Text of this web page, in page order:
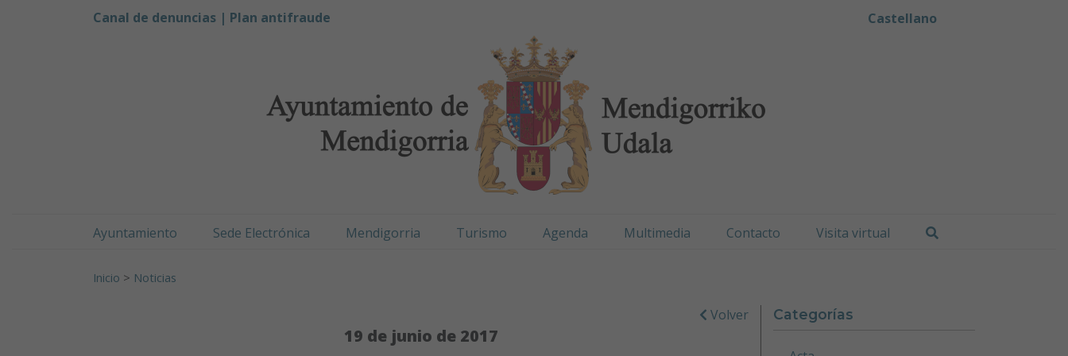
Ayuntamiento de Mendigorria / Mendigorriko Udala
Canal de denuncias | Plan antifraude Castellano
Ayuntamiento Sede Electrónica Mendigorria Turismo Agenda Multimedia Contacto Visita virtual
Inicio > Noticias
Volver
19 de junio de 2017
Categorías